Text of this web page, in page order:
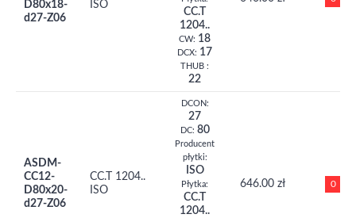
D80x18-
d27-Z06
ISO
CC.T
1204..
CW: 18
DCX: 17
THUB :
22
ASDM-
CC12-
D80x20-
d27-Z06
CC.T 1204..
ISO
DCON:
27
DC: 80
Producent
płytki:
ISO
Płytka:
CC.T
1204..
646.00 zł 0